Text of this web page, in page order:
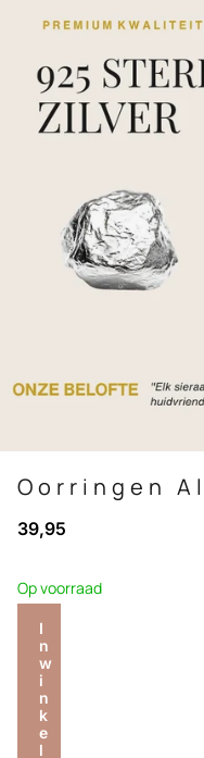
Oorringen
39,95
Op voorraad
I
n
w
i
n
k
e
l